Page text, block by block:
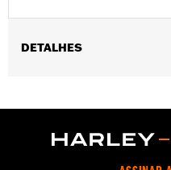
DETALHES
Installation Instructions